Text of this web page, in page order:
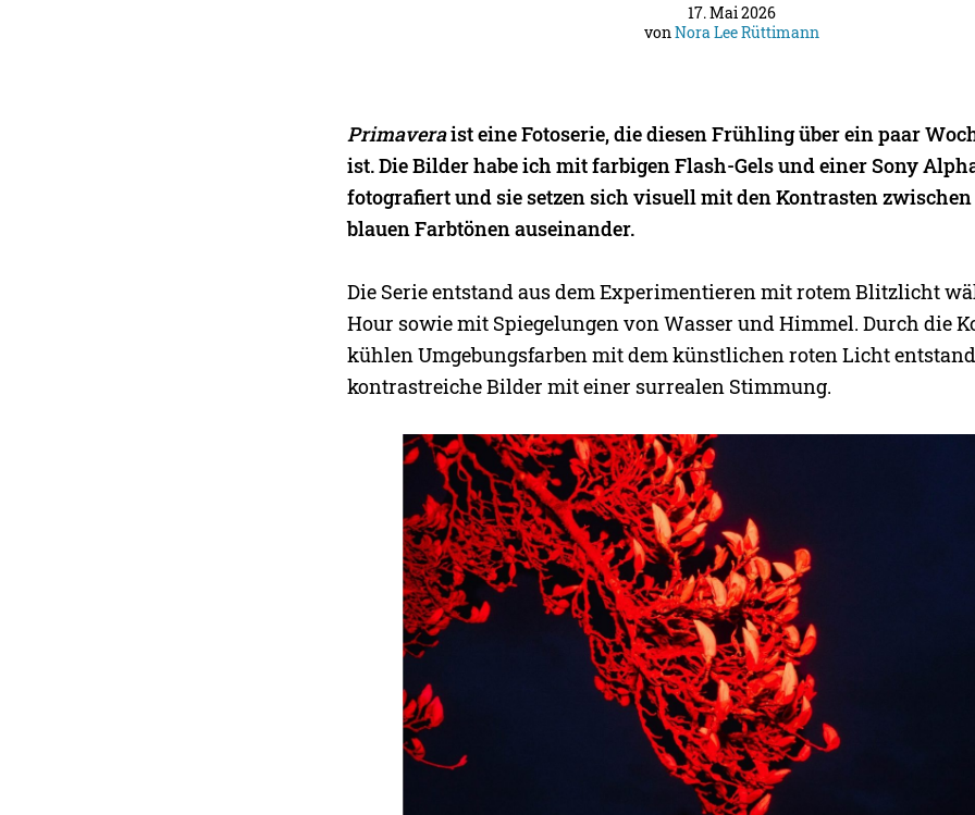
17. Mai 2026
vonNora Lee Rüttimann
Primaveraist eine Fotoserie, die diesen Frühling über ein paar
ist. Die Bilder habe ich mit farbigen Flash-Gels und einer Sony
fotografiert und sie setzen sich visuell mit den Kontrasten
blauen Farbtönen auseinander.
Die Serie entstand aus dem Experimentieren mit rotem Blitzlicht
Hour sowie mit Spiegelungen von Wasser und Himmel. Durch die
kühlen Umgebungsfarben mit dem künstlichen roten Licht
kontrastreiche Bilder mit einer surrealen Stimmung.